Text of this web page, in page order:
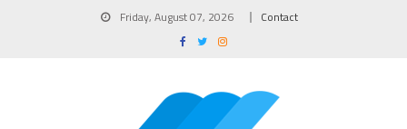
Friday, August 07, 2026 Contact